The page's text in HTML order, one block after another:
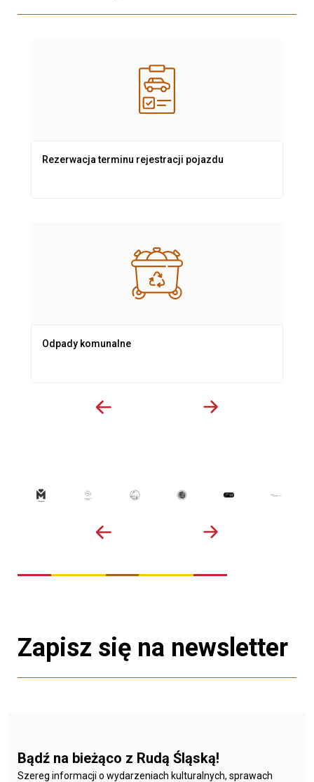
Rezerwacja terminu rejestracji pojazdu
Odpady komunalne
Zapisz się na newsletter
Bądź na bieżąco z Rudą Śląską!
Szereg informacji o wydarzeniach kulturalnych, sprawach